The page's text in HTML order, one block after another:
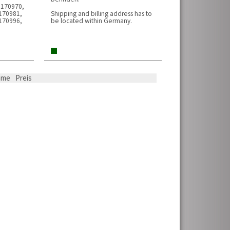
Shipping and billing address has to
be located within Germany.
Preis